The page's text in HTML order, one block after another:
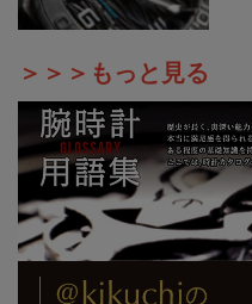
＞＞＞もっと見る